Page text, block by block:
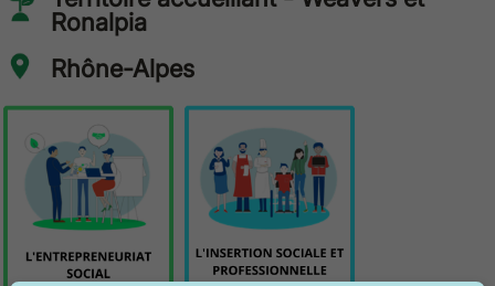
Ronalpia
Rhône-Alpes